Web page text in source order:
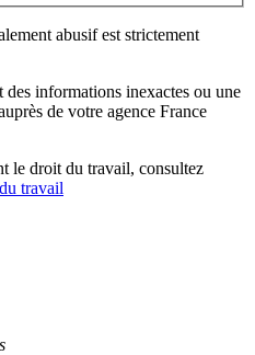
abusif est strictement
des informations inexactes ou une
de votre agence France
le droit du travail, consultez
travail